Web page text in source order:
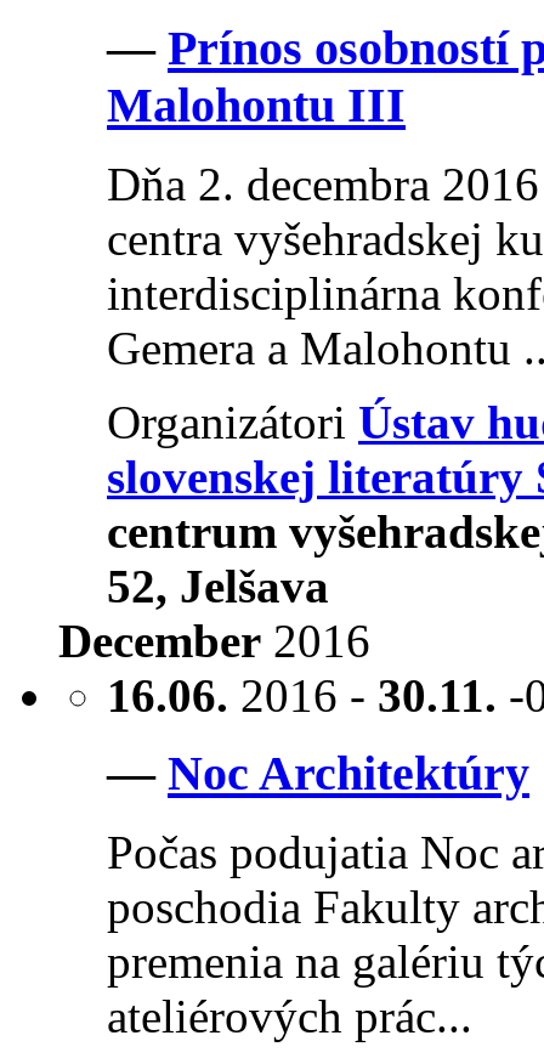
— Prínos osobností
Malohontu III
Dňa 2. decembra
centra vyšehradskej
interdisciplinárna
Gemera a Malohontu
Organizátori Ústav
slovenskej literatúry
centrum
52, Jelšava
December 2016
16.06. 2016 - 30.11. -
— Noc Architektúry
Počas podujatia Noc
poschodia Fakulty
premenia na galériu
ateliérových prác...